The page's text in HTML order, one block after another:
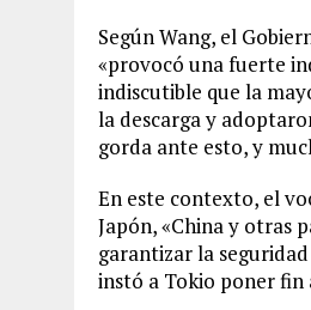
Según Wang, el
«provocó una fuerte
indiscutible que la
la descarga y
gorda ante esto, y
En este contexto, el
Japón, «China y otras
garantizar la
instó a Tokio poner fin